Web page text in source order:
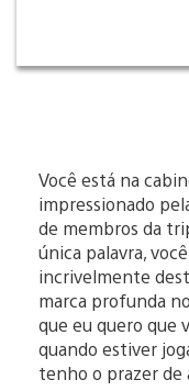
Você está na
impressionado
de membros da
única palavra,
incrivelmente
marca profunda
que eu quero que
quando estiver
tenho o prazer de